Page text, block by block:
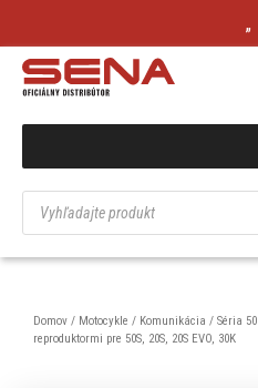
„
Domov / Motocykle / Komunikácia / Séria 50
reproduktormi pre 50S, 20S, 20S EVO, 30K